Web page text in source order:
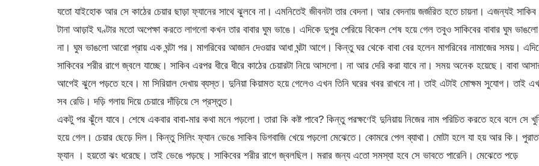
যতো যাইহোক আর সে কাঠের চেয়ার ছাড়া ফ্যানের সাথে ঝুলবে না। এমনিতেই জীবনটা তার বেদনা। আর বেদনায় জর্জরিত হতে চায়না। এজন্যই সাকিব
টানা আড়াই ঘণ্টার মতো অপেক্ষা করতে লাগলো কখন তার বাবার ঘুম ভাঙে। এদিকে দুপুর পেরিয়ে বিকেল শেষ হয়ে গেল তবুও সাকিবের বাবার ঘুম ভাঙলো
না। ঘুম ভাঙলো আরো প্রায় এক ঘন্টা পর। মাগরিবের আজান দেওয়ার আধা ঘন্টা আগে। কিন্তু ঘর থেকে বাবা বের হলেন মাগরিবের নামাজের সময়।
সাকিবের শরীর রাগে জ্বলে যাচ্ছে। সাকিব এরপর ধীরে ধীরে কাঠের চেয়ারটা নিয়ে আসলো। না আর দেরি করা যাবে না। সময় অনেক হয়েছে। বাবা
আগেই ঝুলে পড়তে হবে। মা সিরিয়াল দেখায় ব্যস্ত। দুনিয়া কিয়ামত হয়ে গেলেও এখন তিনি ঘরের খবর রাখবে না। তাই এটাই মোক্ষম সুযোগ। তাই
সব রেডি। দড়ি গলায় দিয়ে চেয়ারে দাঁড়িয়ে সে প্রস্তুত।
একটু পর ঝুঁলে যাবে। শেষে একবার বাবা-মার কথা মনে পড়লো। তারা কি কষ্ট পাবে? কিন্তু পরক্ষণেই দুনিয়ায় নিজের নাম পরিচিত করতে হবে বলে সে
হয়ে গেল। চেয়ার ছেড়ে দিল। কিন্তু সিলিং ফ্যান ভেঙে সাকিব ডিগবাজি খেয়ে পড়লো মেঝেতে। কোমরে পেল ব্যাথা। মোটা হলে যা হয় আর কি।
ফ্যান । হয়তো ঝং ধরেছে। তাই ভেঙে পড়ছে। সাকিবের শরীর রাগে জ্বলছিল। মরার জন্য এতো সমস্যা হবে সে ভাবতে পারেনি। মেঝেতে পড়ে